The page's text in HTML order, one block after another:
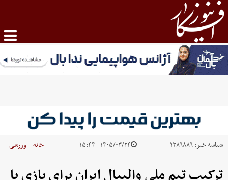
شناسه خبر:۱۳۸۹۸۸۹ ۱۴۰۵/۰۳/۲۴ - ۱۵:۴۴ خانه | ورزشی